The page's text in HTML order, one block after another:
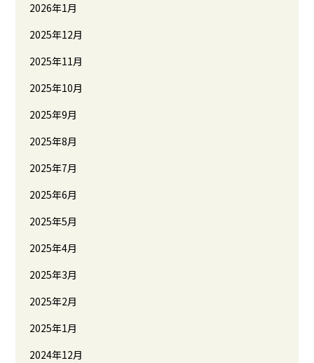
2026年1月
2025年12月
2025年11月
2025年10月
2025年9月
2025年8月
2025年7月
2025年6月
2025年5月
2025年4月
2025年3月
2025年2月
2025年1月
2024年12月